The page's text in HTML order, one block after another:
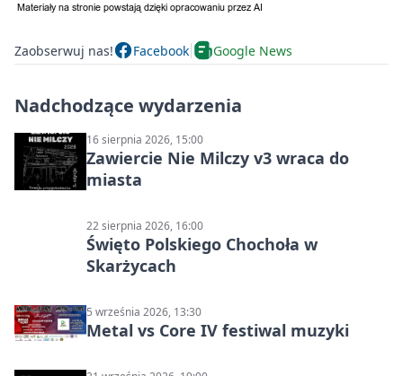
Zaobserwuj nas! Facebook Google News
Nadchodzące wydarzenia
16 sierpnia 2026, 15:00
Zawiercie Nie Milczy v3 wraca do
miasta
22 sierpnia 2026, 16:00
Święto Polskiego Chochoła w
Skarżycach
5 września 2026, 13:30
Metal vs Core IV festiwal muzyki